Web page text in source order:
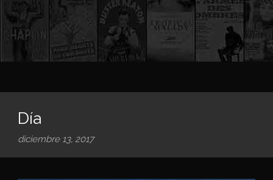
Día
diciembre 13, 2017